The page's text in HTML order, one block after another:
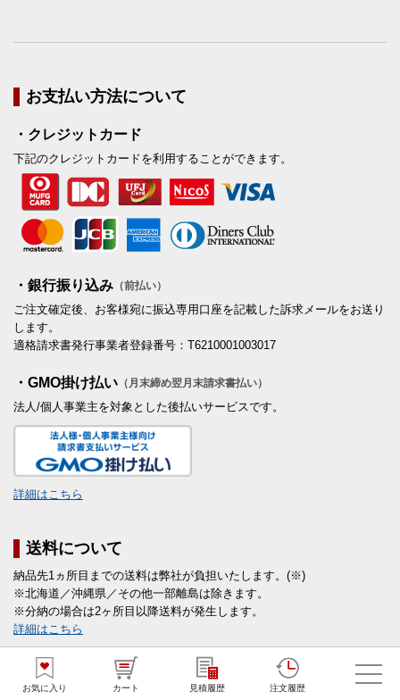
お気に入り カート 見積履歴 注文履歴
お支払い方法について
・クレジットカード
下記のクレジットカードを利用することができます。
・銀行振り込み （前払い）
ご注文確定後、お客様宛に振込専用口座を記載した訴求メールをお送り
します。
適格請求書発行事業者登録番号：T6210001003017
・GMO掛け払い （月末締め翌月末請求書払い）
法人/個人事業主を対象とした後払いサービスです。
詳細はこちら
送料について
納品先1ヵ所目までの送料は弊社が負担いたします。(※)
※北海道／沖縄県／その他一部離島は除きます。
※分納の場合は2ヶ所目以降送料が発生します。
詳細はこちら
領収書について